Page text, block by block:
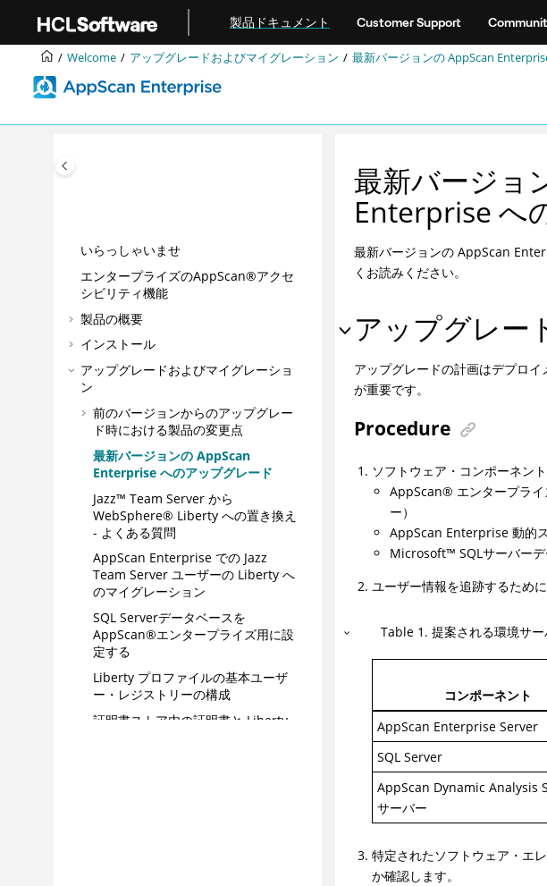
製品ドキュメント Customer Support
Welcome アップグレードおよびマイグレーション 最新バージョンの AppScan
いらっしゃいませ
エンタープライズのAppScan®アクセ
シビリティ機能
製品の概要
インストール
アップグレードおよびマイグレーショ
ン
前のバージョンからのアップグレー
ド時における製品の変更点
最新バージョンの AppScan
Enterprise へのアップグレード
Jazz™ Team Server から
WebSphere® Liberty への置き換え
- よくある質問
AppScan Enterprise での Jazz
Team Server ユーザーの Liberty へ
のマイグレーション
SQL Serverデータベースを
AppScan®エンタープライズ用に設
定する
Liberty プロファイルの基本ユーザ
ー・レジストリーの構成
証明書ストア内の証明書と Liberty
最新バージョ
Enterprise へ
最新バージョンの AppScan
くお読みください。
アップグレー
アップグレードの計画はデプロ
が重要です。
Procedure
ソフトウェア・コンポーネン
AppScan® エンタープラ
ー）
AppScan Enterprise 動的
Microsoft™ SQLサーバー
ユーザー情報を追跡するため
Table 1 .提案される環境サ
コンポーネント
AppScan Enterprise Server
SQL Server
AppScan Dynamic Analysis
サーバー
特定されたソフトウェア・エ
か確認します。